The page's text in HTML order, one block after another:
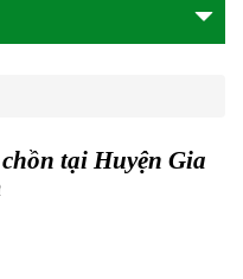
tại Huyện Gia